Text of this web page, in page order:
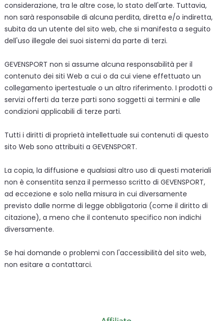
considerazione, tra le altre cose, lo stato dell'arte. Tuttavia,
non sarà responsabile di alcuna perdita, diretta e/o indiretta,
subita da un utente del sito web, che si manifesta a seguito
dell'uso illegale dei suoi sistemi da parte di terzi.
GEVENSPORT non si assume alcuna responsabilità per il
contenuto dei siti Web a cui o da cui viene effettuato un
collegamento ipertestuale o un altro riferimento. I prodotti o
servizi offerti da terze parti sono soggetti ai termini e alle
condizioni applicabili di terze parti.
Tutti i diritti di proprietà intellettuale sui contenuti di questo
sito Web sono attribuiti a GEVENSPORT.
La copia, la diffusione e qualsiasi altro uso di questi materiali
non è consentita senza il permesso scritto di GEVENSPORT,
ad eccezione e solo nella misura in cui diversamente
previsto dalle norme di legge obbligatoria (come il diritto di
citazione), a meno che il contenuto specifico non indichi
diversamente.
Se hai domande o problemi con l'accessibilità del sito web,
non esitare a contattarci.